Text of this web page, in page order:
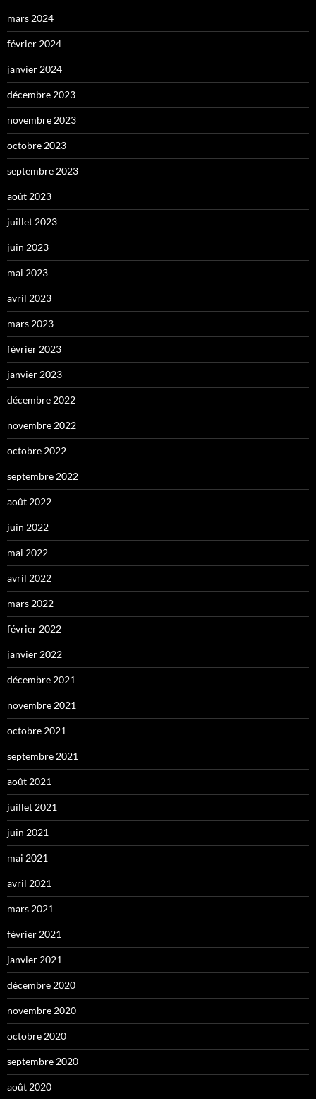
mars 2024
février 2024
janvier 2024
décembre 2023
novembre 2023
octobre 2023
septembre 2023
août 2023
juillet 2023
juin 2023
mai 2023
avril 2023
mars 2023
février 2023
janvier 2023
décembre 2022
novembre 2022
octobre 2022
septembre 2022
août 2022
juin 2022
mai 2022
avril 2022
mars 2022
février 2022
janvier 2022
décembre 2021
novembre 2021
octobre 2021
septembre 2021
août 2021
juillet 2021
juin 2021
mai 2021
avril 2021
mars 2021
février 2021
janvier 2021
décembre 2020
novembre 2020
octobre 2020
septembre 2020
août 2020